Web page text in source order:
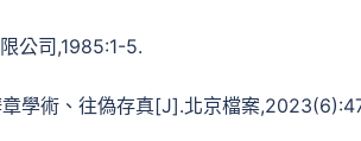
公司,1985:1-5.
學術、往偽存真[J].北京檔案